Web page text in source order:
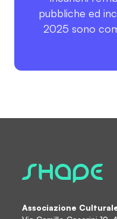
pubbliche ed
2025 sono
Associazione